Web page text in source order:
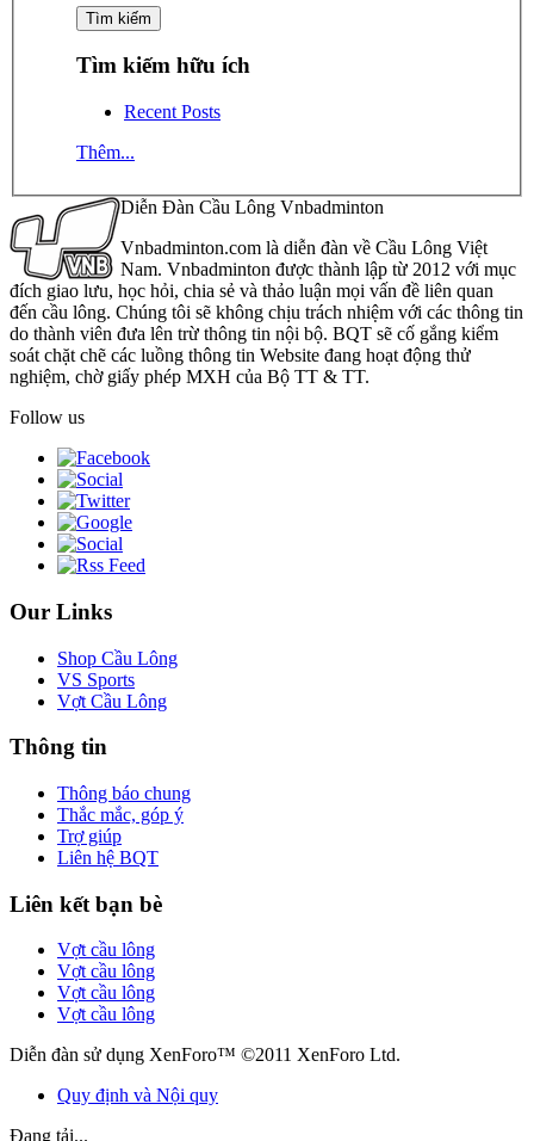
Tìm kiếm hữu ích
Recent Posts
Thêm...
Diễn Đàn Cầu Lông Vnbadminton
Vnbadminton.com là diễn đàn về Cầu Lông Việt
Nam. Vnbadminton được thành lập từ 2012 với mục
đích giao lưu, học hỏi, chia sẻ và thảo luận mọi vấn đề liên quan
đến cầu lông. Chúng tôi sẽ không chịu trách nhiệm với các thông tin
do thành viên đưa lên trừ thông tin nội bộ. BQT sẽ cố gắng kiểm
soát chặt chẽ các luồng thông tin Website đang hoạt động thử
nghiệm, chờ giấy phép MXH của Bộ TT & TT.
Follow us
Our Links
Shop Cầu Lông
VS Sports
Vợt Cầu Lông
Thông tin
Thông báo chung
Thắc mắc, góp ý
Trợ giúp
Liên hệ BQT
Liên kết bạn bè
Vợt cầu lông
Vợt cầu lông
Vợt cầu lông
Vợt cầu lông
Diễn đàn sử dụng XenForo™ ©2011 XenForo Ltd.
Quy định và Nội quy
Đang tải...